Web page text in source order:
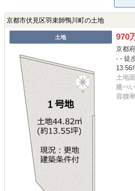
京都市伏見区羽束師鴨川町の土地
土地 970
京都
- - 徒
13.56
土地
建ぺ
容積率